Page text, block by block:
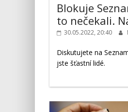
Blokuje
to nečekali.
30.05.2022, 20:40
Diskutujete na
jste šťastní lidé.